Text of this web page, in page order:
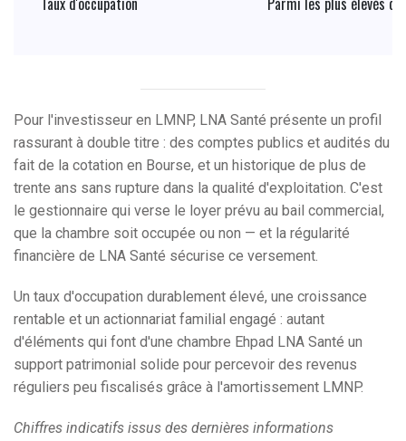
Pour l'investisseur en LMNP, LNA Santé présente un profil
rassurant à double titre : des comptes publics et audités du
fait de la cotation en Bourse, et un historique de plus de
trente ans sans rupture dans la qualité d'exploitation. C'est
le gestionnaire qui verse le loyer prévu au bail commercial,
que la chambre soit occupée ou non — et la régularité
financière de LNA Santé sécurise ce versement.
Un taux d'occupation durablement élevé, une croissance
rentable et un actionnariat familial engagé : autant
d'éléments qui font d'une chambre Ehpad LNA Santé un
support patrimonial solide pour percevoir des revenus
réguliers peu fiscalisés grâce à l'amortissement LMNP.
Chiffres indicatifs issus des dernières informations